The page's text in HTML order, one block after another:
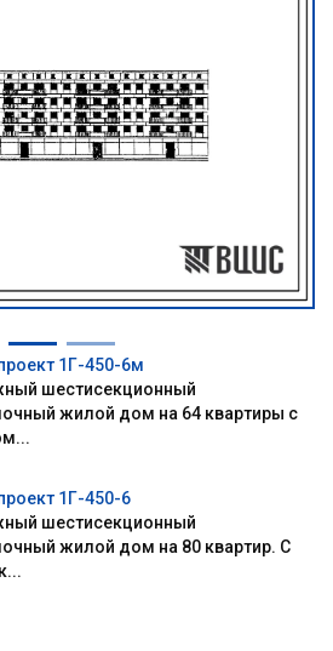
1Г-450-6м
шестисекционный
жилой дом на 64 квартиры с
1Г-450-6
шестисекционный
жилой дом на 80 квартир. С